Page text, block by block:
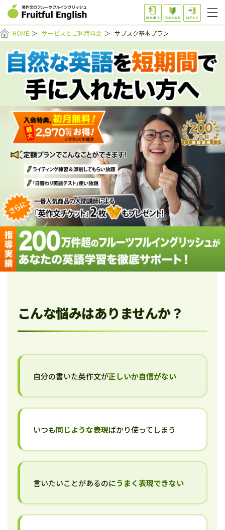
HOME ＞ サービスとご利用料金 ＞ サブスク基本プラン
こんな悩みはありませんか？
自分の書いた英作文が正しいか自信がない
いつも同じような表現ばかり使ってしまう
言いたいことがあるのにうまく表現できない